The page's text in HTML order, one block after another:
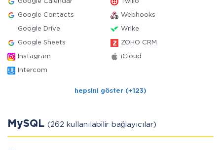
Google Calendar Twilio
Google Contacts Webhooks
Google Drive Wrike
Google Sheets ZOHO CRM
Instagram iCloud
Intercom
hepsini göster (+123)
MySQL (262 kullanılabilir bağlayıcılar)